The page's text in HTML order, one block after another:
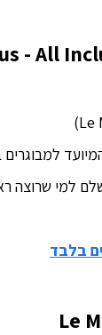
- All
בלבד, הפועל
למי שרוצה
בלבד
Le